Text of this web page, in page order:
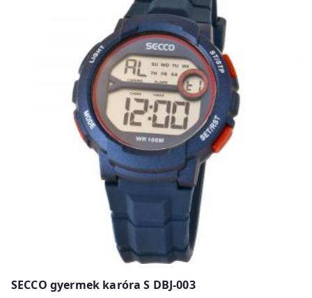
SECCO gyermek karóra S DBJ-003